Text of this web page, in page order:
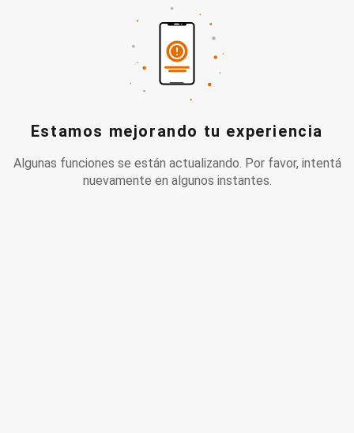
Estamos mejorando tu experiencia
Algunas funciones se están actualizando. Por favor, intentá
nuevamente en algunos instantes.